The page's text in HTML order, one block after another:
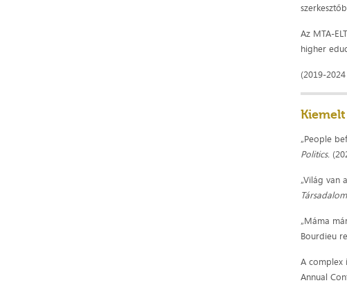
Az MTA-
higher
(2019-
„People
Politics.
„Világ van
„Máma
Bourdieu
A complex
Annual